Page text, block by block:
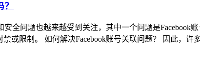
全问题也越来越受到关注，其中一个问题是Facebook
或限制。 如何解决Facebook账号关联问题？ 因此，